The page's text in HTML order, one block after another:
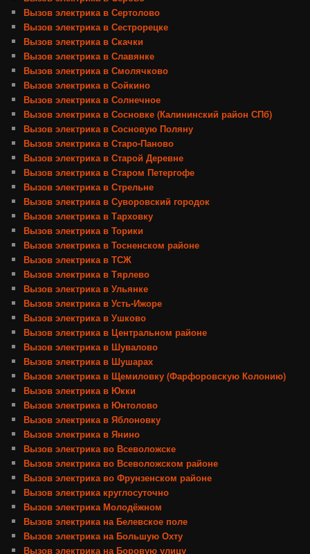
Вызов электрика в Сертолово
Вызов электрика в Сестрорецке
Вызов электрика в Скачки
Вызов электрика в Славянке
Вызов электрика в Смолячково
Вызов электрика в Сойкино
Вызов электрика в Солнечное
Вызов электрика в Сосновке (Калининский район СПб)
Вызов электрика в Сосновую Поляну
Вызов электрика в Старо-Паново
Вызов электрика в Старой Деревне
Вызов электрика в Старом Петергофе
Вызов электрика в Стрельне
Вызов электрика в Суворовский городок
Вызов электрика в Тарховку
Вызов электрика в Торики
Вызов электрика в Тосненском районе
Вызов электрика в ТСЖ
Вызов электрика в Тярлево
Вызов электрика в Ульянке
Вызов электрика в Усть-Ижоре
Вызов электрика в Ушково
Вызов электрика в Центральном районе
Вызов электрика в Шувалово
Вызов электрика в Шушарах
Вызов электрика в Щемиловку (Фарфоровскую Колонию)
Вызов электрика в Юкки
Вызов электрика в Юнтолово
Вызов электрика в Яблоновку
Вызов электрика в Янино
Вызов электрика во Всеволожске
Вызов электрика во Всеволожском районе
Вызов электрика во Фрунзенском районе
Вызов электрика круглосуточно
Вызов электрика Молодёжном
Вызов электрика на Белевское поле
Вызов электрика на Большую Охту
Вызов электрика на Боровую улицу